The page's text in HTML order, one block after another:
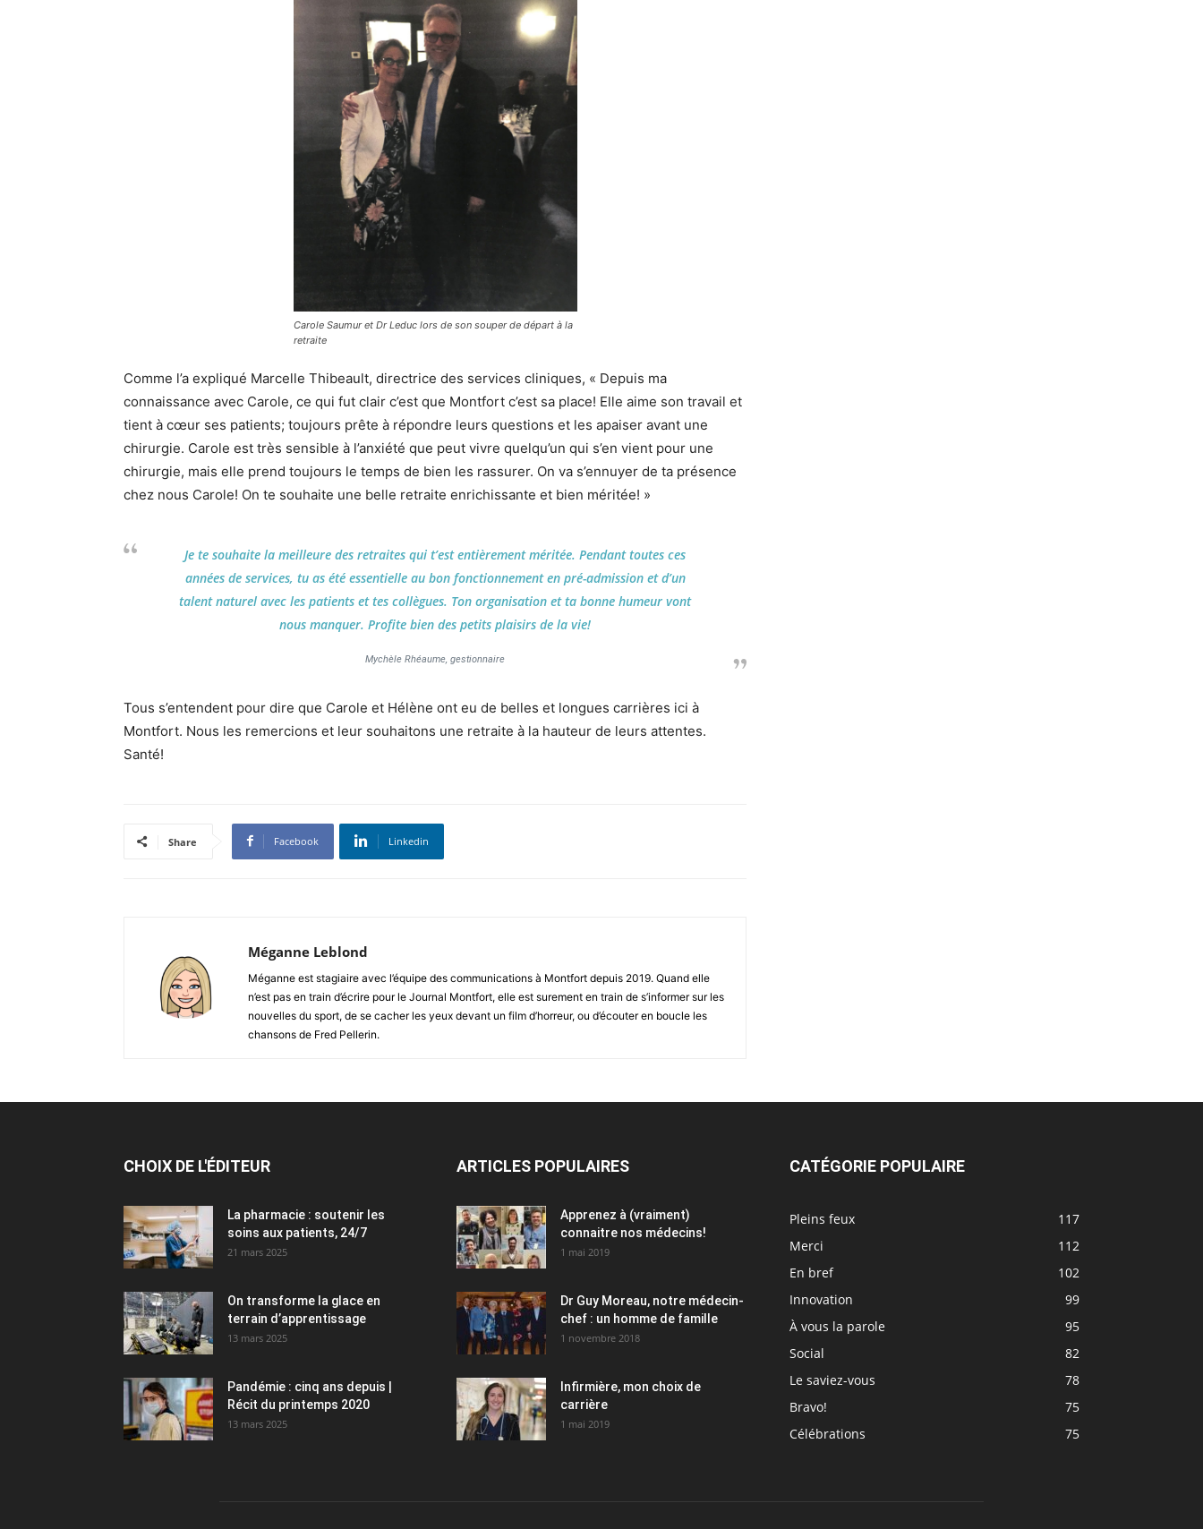
Carole Saumur et Dr Leduc lors de son souper de départ à la
retraite
Comme l’a expliqué Marcelle Thibeault, directrice des services cliniques, « Depuis ma
connaissance avec Carole, ce qui fut clair c’est que Montfort c’est sa place! Elle aime son travail et
tient à cœur ses patients; toujours prête à répondre leurs questions et les apaiser avant une
chirurgie. Carole est très sensible à l’anxiété que peut vivre quelqu’un qui s’en vient pour une
chirurgie, mais elle prend toujours le temps de bien les rassurer. On va s’ennuyer de ta présence
chez nous Carole! On te souhaite une belle retraite enrichissante et bien méritée! »
Je te souhaite la meilleure des retraites qui t’est entièrement méritée. Pendant toutes ces
années de services, tu as été essentielle au bon fonctionnement en pré-admission et d’un
talent naturel avec les patients et tes collègues. Ton organisation et ta bonne humeur vont
nous manquer. Profite bien des petits plaisirs de la vie!
Mychèle Rhéaume, gestionnaire
Tous s’entendent pour dire que Carole et Hélène ont eu de belles et longues carrières ici à
Montfort. Nous les remercions et leur souhaitons une retraite à la hauteur de leurs attentes.
Santé!
Share Facebook Linkedin
Méganne Leblond
Méganne est stagiaire avec l’équipe des communications à Montfort depuis 2019. Quand elle
n’est pas en train d’écrire pour le Journal Montfort, elle est surement en train de s’informer sur les
nouvelles du sport, de se cacher les yeux devant un film d’horreur, ou d’écouter en boucle les
chansons de Fred Pellerin.
CHOIX DE L'ÉDITEUR
La pharmacie : soutenir les
soins aux patients, 24/7
21 mars 2025
On transforme la glace en
terrain d’apprentissage
13 mars 2025
Pandémie : cinq ans depuis |
Récit du printemps 2020
13 mars 2025
ARTICLES POPULAIRES
Apprenez à (vraiment)
connaitre nos médecins!
1 mai 2019
Dr Guy Moreau, notre médecin-
chef : un homme de famille
1 novembre 2018
Infirmière, mon choix de
carrière
1 mai 2019
CATÉGORIE POPULAIRE
Pleins feux
117
Merci
112
En bref
102
Innovation
99
À vous la parole
95
Social
82
Le saviez-vous
78
Bravo!
75
Célébrations
75